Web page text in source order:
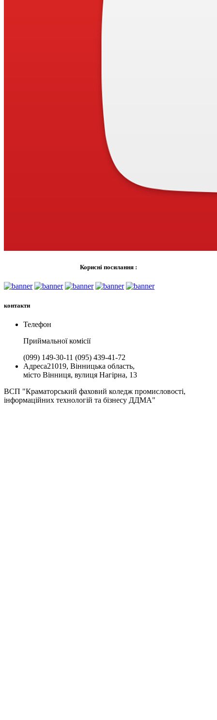
Корисні посилання :
контакти
Телефон
Приймальної комiсії
(099) 149-30-11 (095) 439-41-72
Адреса21019, Вінницька область,
місто Вінниця, вулиця Нагірна, 13
ВСП "Краматорський фаховий коледж промисловості,
інформаційних технологій та бізнесу ДДМА"